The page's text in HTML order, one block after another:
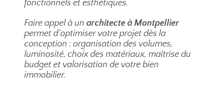
fonctionnels et esthétiques.
Faire appel à unarchitecte à Montpellier
permet d’optimiser votre projet dès la
conception : organisation des volumes,
luminosité, choix des matériaux, maîtrise du
budget et valorisation de votre bien
immobilier.